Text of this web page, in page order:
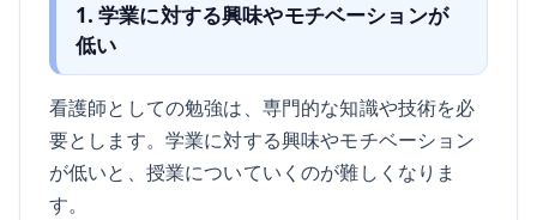
1. 学業に対する興味やモチベーションが
低い
看護師としての勉強は、専門的な知識や技術を必
要とします。学業に対する興味やモチベーション
が低いと、授業についていくのが難しくなりま
す。